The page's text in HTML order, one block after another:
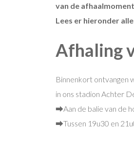
van de
Lees er hieronder
Afhaling
Binnenkort ontvangen
in ons stadion Achter
⮕Aan de balie van de
⮕Tussen 19u30 en